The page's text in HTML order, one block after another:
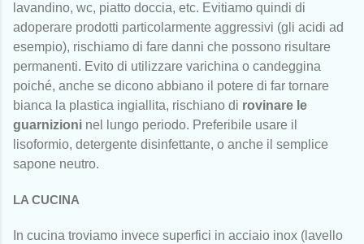
lavandino, wc, piatto doccia, etc. Evitiamo quindi di
adoperare prodotti particolarmente aggressivi (gli acidi ad
esempio), rischiamo di fare danni che possono risultare
permanenti. Evito di utilizzare varichina o candeggina
poiché, anche se dicono abbiano il potere di far tornare
bianca la plastica ingiallita, rischiano di rovinare le
guarnizioni nel lungo periodo. Preferibile usare il
lisoformio, detergente disinfettante, o anche il semplice
sapone neutro.
LA CUCINA
In cucina troviamo invece superfici in acciaio inox (lavello